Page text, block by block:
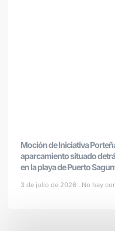
Moción de Iniciativa
aparcamiento situado
en la playa de Puerto
3 de julio de 2026 No hay